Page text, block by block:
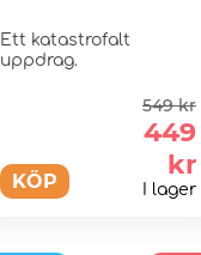
Ett katastrofalt
uppdrag.
KÖP
549 kr
449
kr
I lager